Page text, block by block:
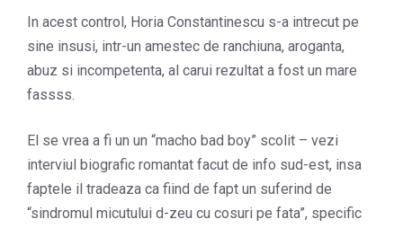
In acest control, Horia Constantinescu s-a intrecut pe
sine insusi, intr-un amestec de ranchiuna, aroganta,
abuz si incompetenta, al carui rezultat a fost un mare
fassss.
El se vrea a fi un un “macho bad boy” scolit – vezi
interviul biografic romantat facut de info sud-est, insa
faptele il tradeaza ca fiind de fapt un suferind de
“sindromul micutului d-zeu cu cosuri pe fata”, specific